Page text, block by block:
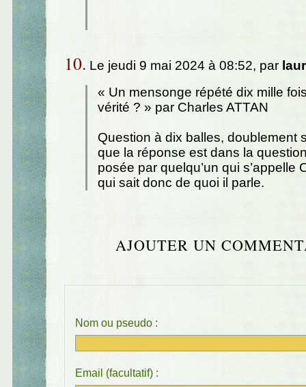
10. Le jeudi 9 mai 2024 à 08:52, par
« Un mensonge répété dix mille
vérité ? » par Charles ATTAN
Question à dix balles, doublement
que la réponse est dans la
posée par quelqu’un qui s’appelle
qui sait donc de quoi il parle.
AJOUTER UN
Nom ou pseudo :
Email (facultatif) :